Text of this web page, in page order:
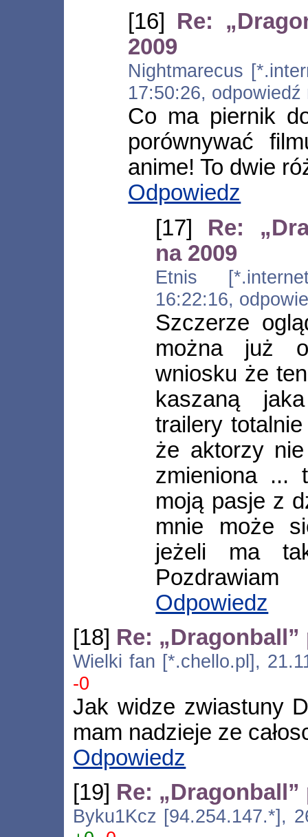
[16] Re:
2009
Nightmarecus
17:50:26,
Co ma piernik
porównywać
anime! To dwie
Odpowiedz
[17] Re:
na 2009
Etnis
16:22:16,
Szczerze
można już
wniosku że
kaszaną
trailery totalnie
że aktorzy
zmieniona ...
moją pasje z
mnie może
jeżeli ma
Pozdrawiam
Odpowiedz
[18] Re:
Wielki fan [*.chello.pl],
-0
Jak widze zwiastuny
mam nadzieje ze
Odpowiedz
[19] Re:
Byku1Kcz [94.254.147.*],